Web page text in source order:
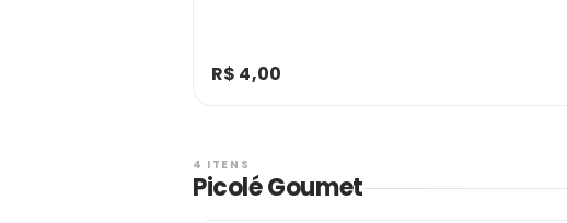
R$ 4,00
4 ITENS
Picolé Goumet